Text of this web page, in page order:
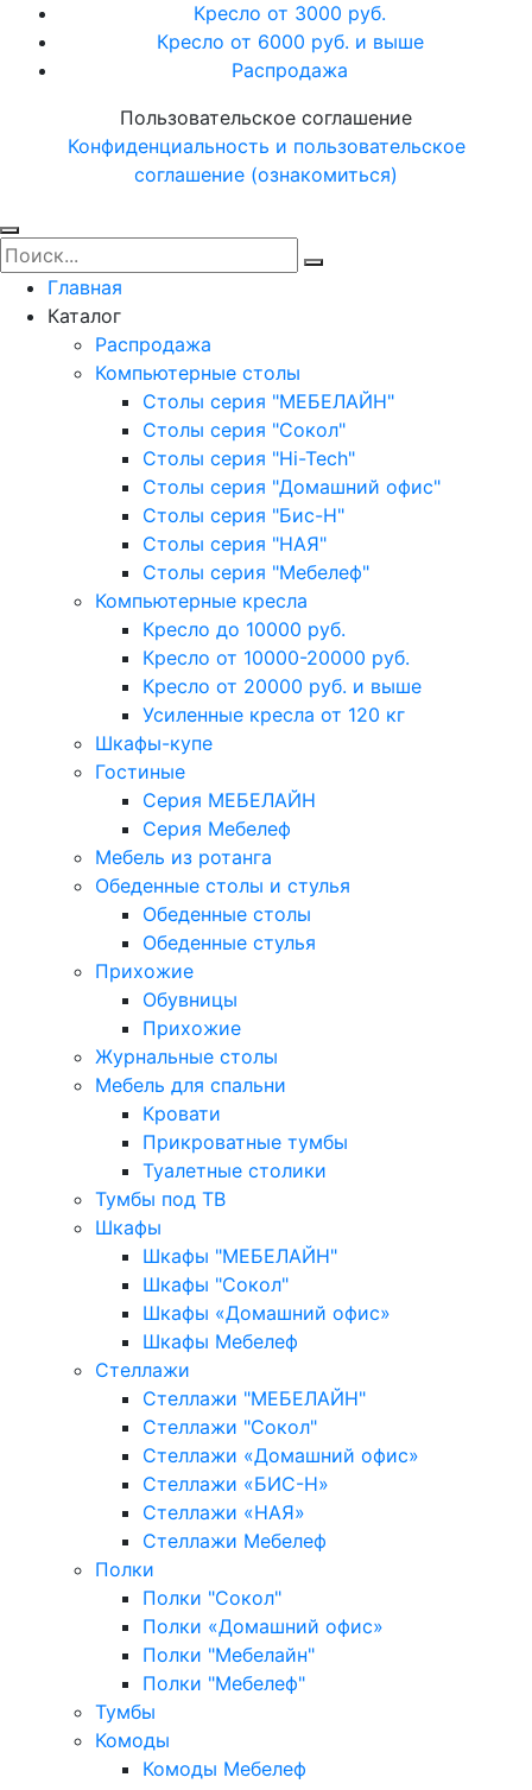
Кресло от 3000 руб.
Кресло от 6000 руб. и выше
Распродажа
Пользовательское соглашение
Конфиденциальность и пользовательское
соглашение (ознакомиться)
Главная
Каталог
Распродажа
Компьютерные столы
Столы серия "МЕБЕЛАЙН"
Столы серия "Сокол"
Столы серия "Hi-Tech"
Столы серия "Домашний офис"
Столы серия "Бис-Н"
Столы серия "НАЯ"
Столы серия "Мебелеф"
Компьютерные кресла
Кресло до 10000 руб.
Кресло от 10000-20000 руб.
Кресло от 20000 руб. и выше
Усиленные кресла от 120 кг
Шкафы-купе
Гостиные
Серия МЕБЕЛАЙН
Серия Мебелеф
Мебель из ротанга
Обеденные столы и стулья
Обеденные столы
Обеденные стулья
Прихожие
Обувницы
Прихожие
Журнальные столы
Мебель для спальни
Кровати
Прикроватные тумбы
Туалетные столики
Тумбы под ТВ
Шкафы
Шкафы "МЕБЕЛАЙН"
Шкафы "Сокол"
Шкафы «Домашний офис»
Шкафы Мебелеф
Стеллажи
Стеллажи "МЕБЕЛАЙН"
Стеллажи "Сокол"
Стеллажи «Домашний офис»
Стеллажи «БИС-Н»
Стеллажи «НАЯ»
Стеллажи Мебелеф
Полки
Полки "Сокол"
Полки «Домашний офис»
Полки "Мебелайн"
Полки "Мебелеф"
Тумбы
Комоды
Комоды Мебелеф